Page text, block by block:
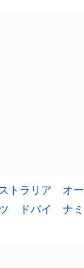
トラリア オ
ドバイ ナ